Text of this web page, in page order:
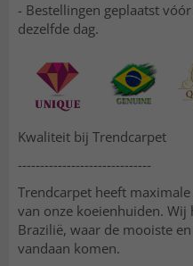
- Bestellingen geplaatst
dezelfde dag.
Kwaliteit bij Trendcarpet
------------------------------
Trendcarpet heeft
van onze koeienhuiden.
Brazilië, waar de mooiste
vandaan komen.